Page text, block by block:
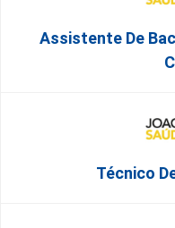
Assistente De
Técnico